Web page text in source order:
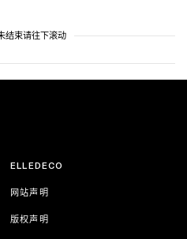
结束请往下滚动
ELLEDECO
网站声明
版权声明